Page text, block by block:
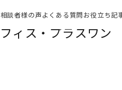
談者様の声よくある質問お役立ち記
ィス・プラスワン